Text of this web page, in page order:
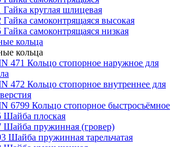
круглая шлицевая
самоконтрящаяся высокая
самоконтрящаяся низкая
кольца
кольца
471 Кольцо стопорное наружное для
472 Кольцо стопорное внутреннее для
6799 Кольцо стопорное быстросъёмное
Шайба плоская
Шайба пружинная (гровер)
Шайба пружинная тарельчатая